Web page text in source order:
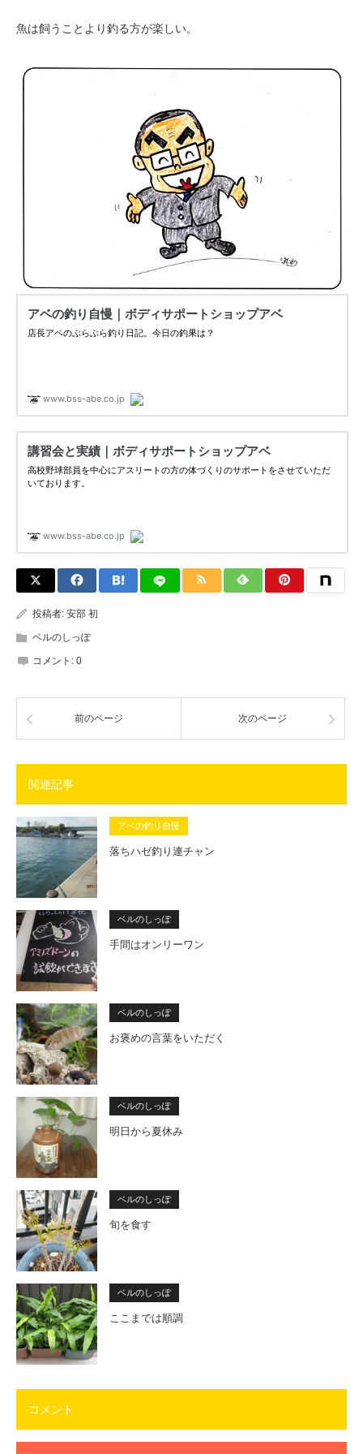
魚は飼うことより釣る方が楽しい。
投稿者: 安部 初
ベルのしっぽ
コメント: 0
前のページ 次のページ
関連記事
アベの釣り自慢
落ちハゼ釣り連チャン
ベルのしっぽ
手間はオンリーワン
ベルのしっぽ
お褒めの言葉をいただく
ベルのしっぽ
明日から夏休み
ベルのしっぽ
旬を食す
ベルのしっぽ
ここまでは順調
コメント